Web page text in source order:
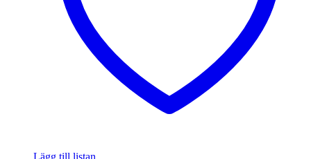
Lägg till listan